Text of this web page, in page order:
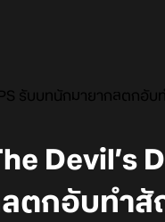
รับบทนักมายากลตก
Devil’s
ลตกอับทำ